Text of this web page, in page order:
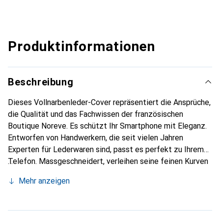
Produktinformationen
Beschreibung
Dieses Vollnarbenleder-Cover repräsentiert die Ansprüche,
die Qualität und das Fachwissen der französischen
Boutique Noreve. Es schützt Ihr Smartphone mit Eleganz.
Entworfen von Handwerkern, die seit vielen Jahren
Experten für Lederwaren sind, passt es perfekt zu Ihrem
Telefon. Massgeschneidert, verleihen seine feinen Kurven
unverzichtbaren Accessoire für Ihr Smartphone.
die Marke Noreve eine sichere Wahl für eine
Mehr anzeigen